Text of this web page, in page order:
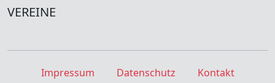
VEREINE
Impressum Datenschutz Kontakt